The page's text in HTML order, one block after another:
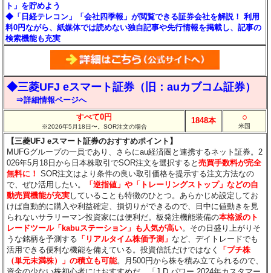
ト」を貯めよう
◆「日経テレコン」「会社四季報」が閲覧できる証券会社を解説！ 利用
料0円ながら、紙媒体では読めない独自記事や先行情報を掲載し、記事の
検索機能も充実
◆三菱UFJ eスマート証券（旧：auカブコム証券）
⇒詳細情報ページへ
すべて0円
※2026年5月18日〜。SOR注文の場合
1848本 ○
米国
【三菱UFJ eスマート証券のおすすめポイント】
MUFGグループの一員であり、さらにau経済圏と連携するネット証券。2
026年5月18日から日本株取引でSOR注文を選択すると売買手数料が完全
無料に！ SOR注文はより条件の良い取引価格を提示する注文方法なの
で、ぜひ活用したい。
「逆指値」や「トレーリングストップ」などの自
動売買機能が充実していることも特徴のひとつ。あらかじめ設定してお
けば自動的に購入や利益確定、損切りができるので、日中に値動きを見
られないサラリーマン投資家には便利だ。板発注機能装備の本格派のト
レードツール「kabuステーション」も人気が高い。その日盛り上がりそ
うな銘柄を予測する 「リアルタイム株価予測」 など、デイトレードでも
活用できる便利な機能を備えている。投資信託だけではなく
「プチ株
（単元未満株）」の積立も可能。月500円から株を積み立てられるので、